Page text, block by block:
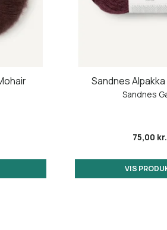
Sandnes
Sandnes
75,00 kr.
VIS